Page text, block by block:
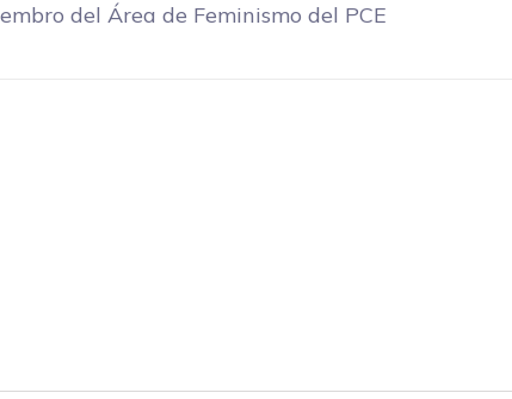
del Área de Feminismo del PCE